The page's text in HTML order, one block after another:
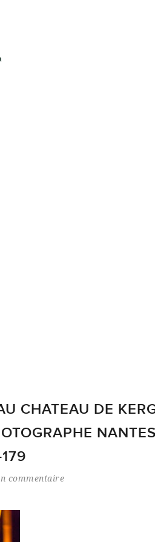
CHATEAU DE
commentaire